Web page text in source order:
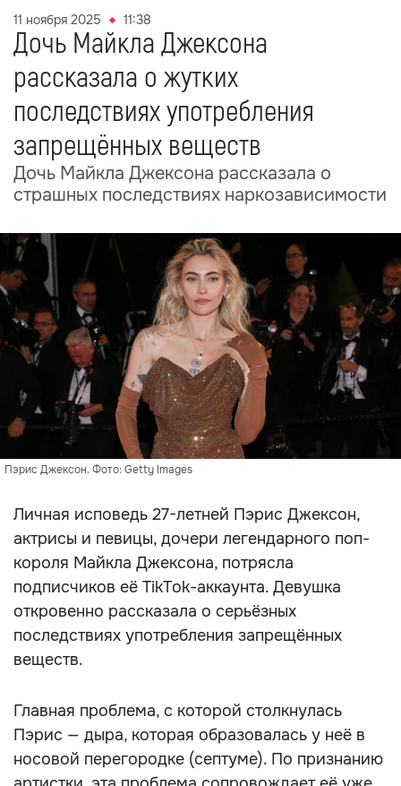
11 ноября 2025 11:38
Дочь Майкла Джексона
рассказала о жутких
последствиях употребления
запрещённых веществ
Дочь Майкла Джексона рассказала о
страшных последствиях наркозависимости
Пэрис Джексон. Фото: Getty Images
Личная исповедь 27-летней Пэрис Джексон,
актрисы и певицы, дочери легендарного поп-
короля Майкла Джексона, потрясла
подписчиков её TikTok-аккаунта. Девушка
откровенно рассказала о серьёзных
последствиях употребления запрещённых
веществ.
Главная проблема, с которой столкнулась
Пэрис — дыра, которая образовалась у неё в
носовой перегородке (септуме). По признанию